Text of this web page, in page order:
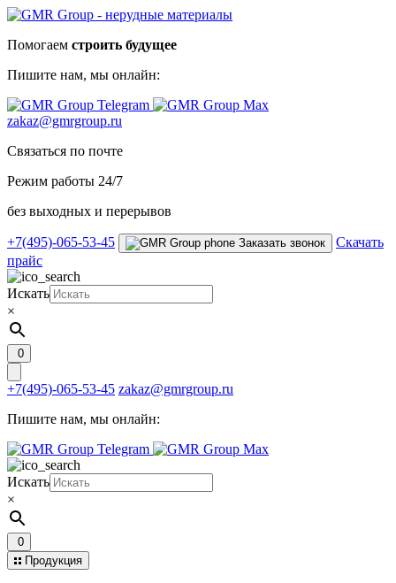
Помогаем строить будущее
Пишите нам, мы онлайн:
zakaz@gmrgroup.ru
Связаться по почте
Режим работы 24/7
без выходных и перерывов
+7(495)-065-53-45 Заказать звонок
Скачать
прайс
Искать
×
0
+7(495)-065-53-45 zakaz@gmrgroup.ru
Пишите нам, мы онлайн:
Искать
×
0
Продукция